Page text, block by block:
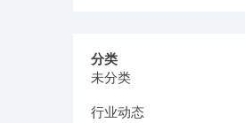
分类
未分类
行业动态